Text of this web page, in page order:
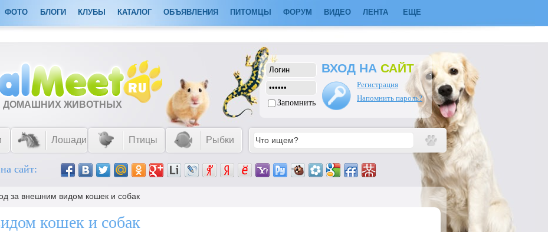
ФОТО БЛОГИ КЛУБЫ КАТАЛОГ ОБЪЯВЛЕНИЯ ПИТОМЦЫ ФОРУМ ВИДЕО ЛЕНТА ЕЩЕ
ДОМАШНИХ ЖИВОТНЫХ Запомнить
ВХОД НА САЙТ
Регистрация
Напомнить пароль?
Лошади Птицы Рыбки
сайт:
за внешним видом кошек и собак
кошек и собак